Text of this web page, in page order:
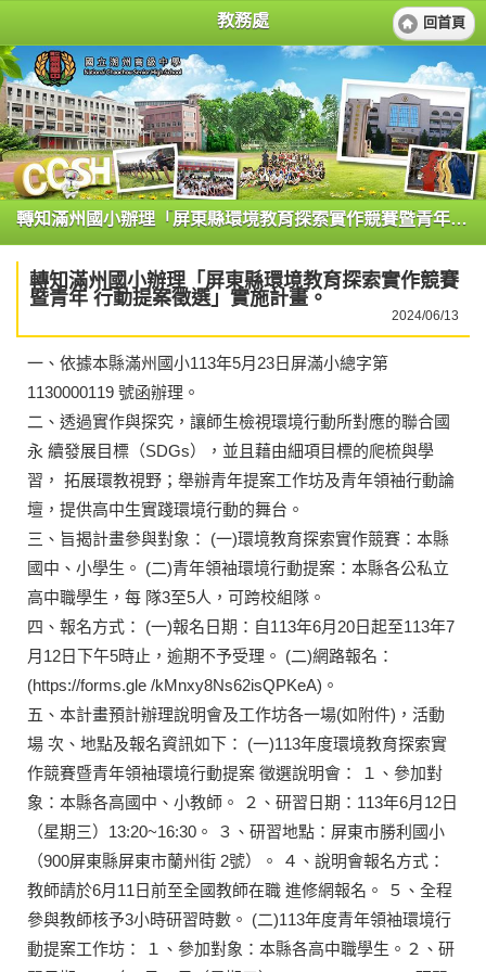
教務處 回首頁
轉知滿州國小辦理「屏東縣環境教育探索實作競賽暨青年 行動提案徵選」實施計畫。
轉知滿州國小辦理「屏東縣環境教育探索實作競賽
暨青年 行動提案徵選」實施計畫。
2024/06/13
一、依據本縣滿州國小113年5月23日屏滿小總字第
1130000119 號函辦理。
二、透過實作與探究，讓師生檢視環境行動所對應的聯合國
永 續發展目標（SDGs），並且藉由細項目標的爬梳與學
習， 拓展環教視野；舉辦青年提案工作坊及青年領袖行動論
壇，提供高中生實踐環境行動的舞台。
三、旨揭計畫參與對象： (一)環境教育探索實作競賽：本縣
國中、小學生。 (二)青年領袖環境行動提案：本縣各公私立
高中職學生，每 隊3至5人，可跨校組隊。
四、報名方式： (一)報名日期：自113年6月20日起至113年7
月12日下午5時止，逾期不予受理。 (二)網路報名：
(https://forms.gle /kMnxy8Ns62isQPKeA)。
五、本計畫預計辦理說明會及工作坊各一場(如附件)，活動
場 次、地點及報名資訊如下： (一)113年度環境教育探索實
作競賽暨青年領袖環境行動提案 徵選說明會： １、參加對
象：本縣各高國中、小教師。 ２、研習日期：113年6月12日
（星期三）13:20~16:30。 ３、研習地點：屏東市勝利國小
（900屏東縣屏東市蘭州街 2號）。 ４、說明會報名方式：
教師請於6月11日前至全國教師在職 進修網報名。 ５、全程
參與教師核予3小時研習時數。 (二)113年度青年領袖環境行
動提案工作坊： １、參加對象：本縣各高中職學生。２、研